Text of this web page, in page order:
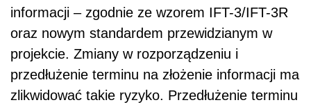
informacji – zgodnie ze wzorem IFT-3/IFT-3R
oraz nowym standardem przewidzianym w
projekcie. Zmiany w rozporządzeniu i
przedłużenie terminu na złożenie informacji ma
zlikwidować takie ryzyko. Przedłużenie terminu